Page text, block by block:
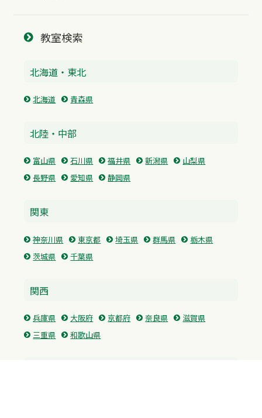
教室検索
北海道・東北
北海道 青森県
北陸・中部
富山県 石川県 福井県 新潟県
山梨県
長野県
愛知県 静岡県
関東
神奈川県 東京都 埼玉県 群馬県
栃木県
茨城県
千葉県
関西
兵庫県 大阪府 京都府 奈良県
滋賀県
三重県
和歌山県